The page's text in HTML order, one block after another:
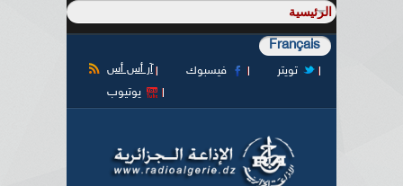
Français
آر أس أس فيسبوك
تويتر
يوتيوب